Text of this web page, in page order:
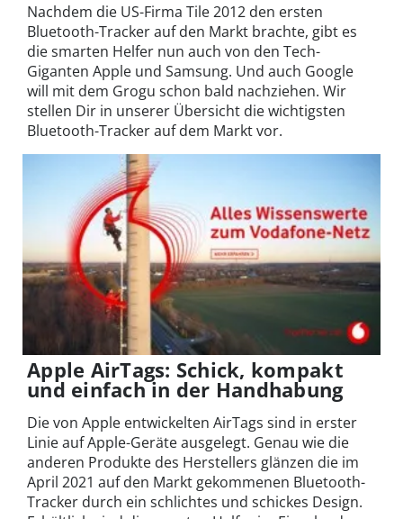
Nachdem die US-Firma Tile 2012 den ersten
Bluetooth-Trackerauf den Markt brachte, gibt es
die smarten Helfer nun auch von den Tech-
Giganten Apple und Samsung. Und auch Google
will mit dem Grogu schon bald nachziehen. Wir
stellen Dir in unserer Übersicht die wichtigsten
Bluetooth-Tracker auf dem Markt vor.
Apple AirTags: Schick, kompakt
und einfach in der Handhabung
Die von Apple entwickelten AirTags sind in erster
Linie auf Apple-Geräte ausgelegt. Genau wie die
anderen Produkte des Herstellers glänzen die im
April 2021 auf den Markt gekommenen Bluetooth-
Tracker durch ein schlichtes und schickes Design.